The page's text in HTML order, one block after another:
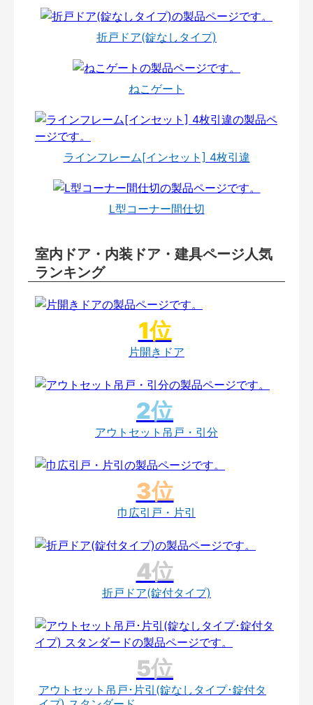
折戸ドア(錠なしタイプ)
ねこゲート
ラインフレーム[インセット] 4枚引違
L型コーナー間仕切
室内ドア・内装ドア・建具ページ人気
ランキング
片開きドア
アウトセット吊戸・引分
巾広引戸・片引
折戸ドア(錠付タイプ)
アウトセット吊戸･片引(錠なしタイプ･錠付タ